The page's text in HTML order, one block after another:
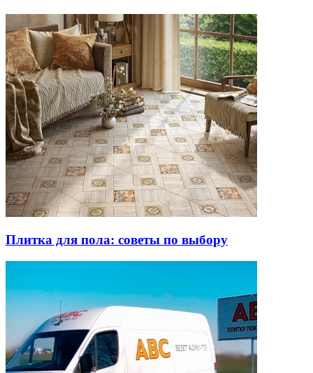
Плитка для пола: советы по выбору